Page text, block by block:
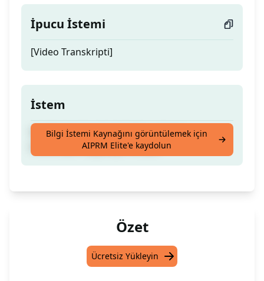
İpucu İstemi
[Video Transkripti]
İstem
YouTube'da harika bir hikaye bulun,
transkripti kopyalayın ve işte!
Bilgi İstemi Kaynağını görüntülemek için
AIPRM Elite'e kaydolun
Özet
Ücretsiz Yükleyin